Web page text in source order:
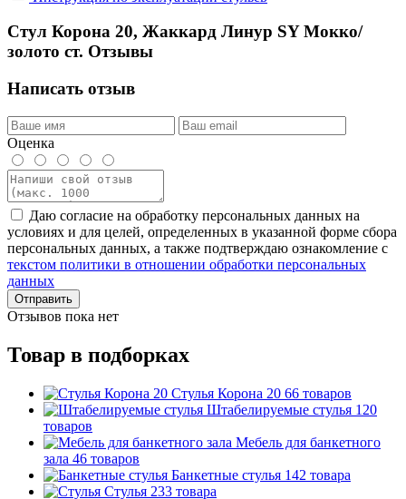
Стул Корона 20, Жаккард Линур SY Мокко/
золото ст. Отзывы
Написать отзыв
Оценка
Даю согласие на обработку персональных данных на
условиях и для целей, определенных в указанной форме сбора
персональных данных, а также подтверждаю ознакомление с
текстом политики в отношении обработки персональных
данных
Отправить
Отзывов пока нет
Товар в подборках
Стулья Корона 20 66 товаров
Штабелируемые стулья 120
товаров
Мебель для банкетного
зала 46 товаров
Банкетные стулья 142 товара
Стулья 233 товара